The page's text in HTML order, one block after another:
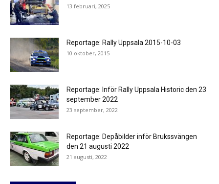
13 februari, 2025
Reportage: Rally Uppsala 2015-10-03
10 oktober, 2015
Reportage: Inför Rally Uppsala Historic den 23
september 2022
23 september, 2022
Reportage: Depåbilder inför Brukssvängen
den 21 augusti 2022
21 augusti, 2022